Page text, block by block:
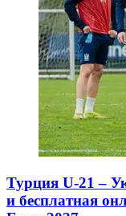
Турция U-21 –
и бесплатная